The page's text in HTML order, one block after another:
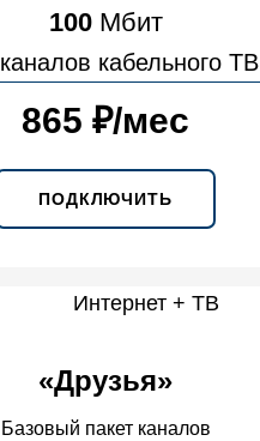
100 Мбит
каналов кабельного ТВ
865 ₽/мес
ПОДКЛЮЧИТЬ
Интернет + ТВ
«Друзья»
Базовый пакет каналов